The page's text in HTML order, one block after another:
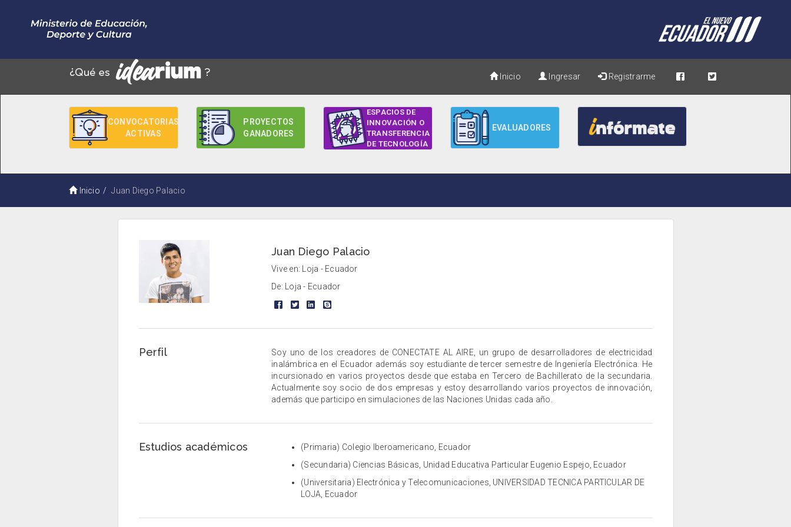
Inicio Ingresar Registrarme
CONVOCATORIAS
ACTIVAS
PROYECTOS
GANADORES
ESPACIOS DE
INNOVACIÓN O
TRANSFERENCIA
DE TECNOLOGÍA
EVALUADORES
Inicio Juan Diego Palacio
Juan Diego Palacio
Vive en: Loja - Ecuador
De: Loja - Ecuador
Perfil
Soy uno de los creadores de CONECTATE AL AIRE, un grupo de desarrolladores de electricidad
inalámbrica en el Ecuador además soy estudiante de tercer semestre de Ingeniería Electrónica. He
incursionado en varios proyectos desde que estaba en Tercero de Bachillerato de la secundaria.
Actualmente soy socio de dos empresas y estoy desarrollando varios proyectos de innovación,
además que participo en simulaciones de las Naciones Unidas cada año.
Estudios académicos
(Primaria) Colegio Iberoamericano, Ecuador
(Secundaria) Ciencias Básicas, Unidad Educativa Particular Eugenio Espejo, Ecuador
(Universitaria) Electrónica y Telecomunicaciones, UNIVERSIDAD TECNICA PARTICULAR DE
LOJA, Ecuador